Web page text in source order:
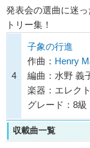
発表会の選曲に迷
トリー集！
4
子象の行進
作曲： Henry
編曲：水野 義
楽器：エレク
グレード：8級
収載曲一覧